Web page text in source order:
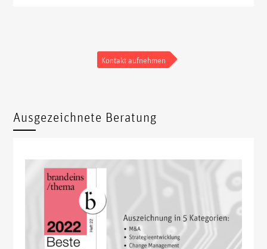
Kontakt aufnehmen
Ausgezeichnete Beratung